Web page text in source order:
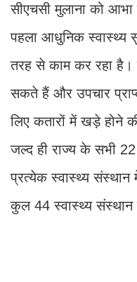
सीएचसी मुलाना को आभा
पहला आधुनिक स्वास्थ्य
तरह से काम कर रहा
सकते हैं और उपचार
लिए कतारों में खड़े होने
जल्द ही राज्य के सभी
प्रत्येक स्वास्थ्य संस्थान
कुल 44 स्वास्थ्य संस्थान